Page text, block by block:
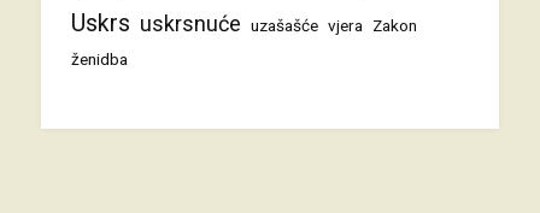
Uskrs uskrsnuće uzašašće vjera
Zakon
ženidba